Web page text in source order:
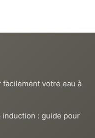
votre eau à
induction : guide pour